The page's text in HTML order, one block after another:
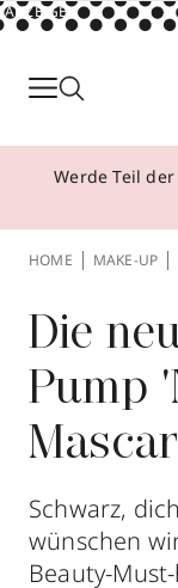
ANZEIGE
Parfum
Make-up
Über
Aktionen
Werde Teil
HOME MAKE-UP
Die
Pump
Schwarz,
wünschen
Beauty-